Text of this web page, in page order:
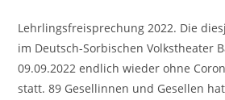
Lehrlingsfreisprechung 2022. Die
im Deutsch-Sorbischen Volkstheater
09.09.2022 endlich wieder ohne
statt. 89 Gesellinnen und Gesellen